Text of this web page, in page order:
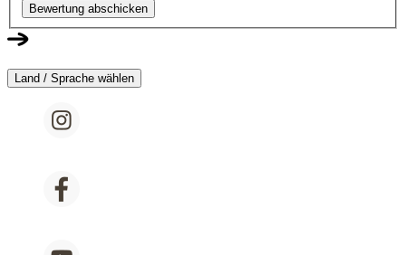
Bewertung abschicken
Land / Sprache wählen